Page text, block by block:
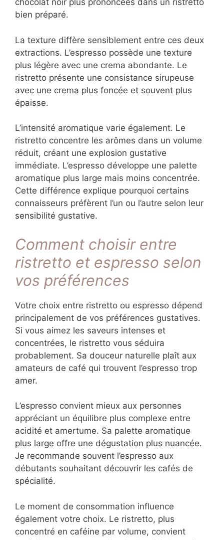
chocolat noir plus prononcées dans un ristretto
bien préparé.
La texture diffère sensiblement entre ces deux
extractions. L’espresso possède une texture
plus légère avec une crema abondante. Le
ristretto présente une consistance sirupeuse
avec une crema plus foncée et souvent plus
épaisse.
L’intensité aromatique varie également. Le
ristretto concentre les arômes dans un volume
réduit, créant une explosion gustative
immédiate. L’espresso développe une palette
aromatique plus large mais moins concentrée.
Cette différence explique pourquoi certains
connaisseurs préfèrent l’un ou l’autre selon leur
sensibilité gustative.
Comment choisir entre
ristretto et espresso selon
vos préférences
Votre choix entre ristretto ou espresso dépend
principalement de vos préférences gustatives.
Si vous aimez les saveurs intenses et
concentrées, le ristretto vous séduira
probablement. Sa douceur naturelle plaît aux
amateurs de café qui trouvent l’espresso trop
amer.
L’espresso convient mieux aux personnes
appréciant un équilibre plus complexe entre
acidité et amertume. Sa palette aromatique
plus large offre une dégustation plus nuancée.
Je recommande souvent l’espresso aux
débutants souhaitant découvrir les cafés de
spécialité.
Le moment de consommation influence
également votre choix. Le ristretto, plus
concentré en caféine par volume, convient